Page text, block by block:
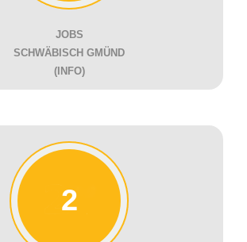
JOBS
SCHWÄBISCH GMÜND
(INFO)
2